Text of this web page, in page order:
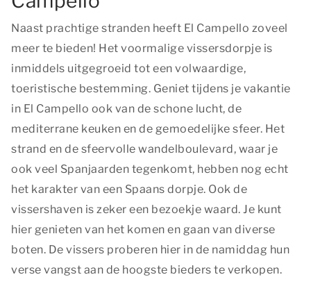
Naast prachtige stranden heeft El Campello zoveel
meer te bieden! Het voormalige vissersdorpje is
inmiddels uitgegroeid tot een volwaardige,
toeristische bestemming. Geniet tijdens je vakantie
in El Campello ook van de schone lucht, de
mediterrane keuken en de gemoedelijke sfeer. Het
strand en de sfeervolle wandelboulevard, waar je
ook veel Spanjaarden tegenkomt, hebben nog echt
het karakter van een Spaans dorpje. Ook de
vissershaven is zeker een bezoekje waard. Je kunt
hier genieten van het komen en gaan van diverse
boten. De vissers proberen hier in de namiddag hun
verse vangst aan de hoogste bieders te verkopen.